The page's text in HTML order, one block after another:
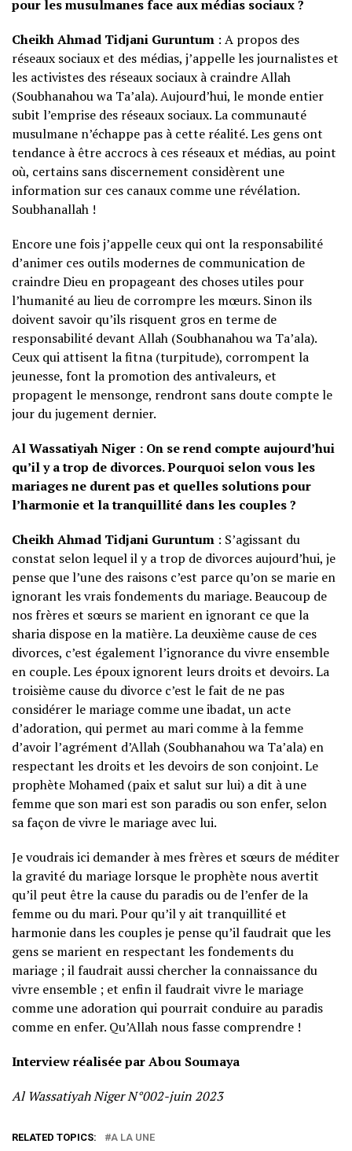
pour les musulmanes face aux médias sociaux ?
Cheikh Ahmad Tidjani Guruntum : A propos des
réseaux sociaux et des médias, j’appelle les journalistes et
les activistes des réseaux sociaux à craindre Allah
(Soubhanahou wa Ta’ala). Aujourd’hui, le monde entier
subit l’emprise des réseaux sociaux. La communauté
musulmane n’échappe pas à cette réalité. Les gens ont
tendance à être accrocs à ces réseaux et médias, au point
où, certains sans discernement considèrent une
information sur ces canaux comme une révélation.
Soubhanallah !
Encore une fois j’appelle ceux qui ont la responsabilité
d’animer ces outils modernes de communication de
craindre Dieu en propageant des choses utiles pour
l’humanité au lieu de corrompre les mœurs. Sinon ils
doivent savoir qu’ils risquent gros en terme de
responsabilité devant Allah (Soubhanahou wa Ta’ala).
Ceux qui attisent la fitna (turpitude), corrompent la
jeunesse, font la promotion des antivaleurs, et
propagent le mensonge, rendront sans doute compte le
jour du jugement dernier.
Al Wassatiyah Niger : On se rend compte aujourd’hui
qu’il y a trop de divorces. Pourquoi selon vous les
mariages ne durent pas et quelles solutions pour
l’harmonie et la tranquillité dans les couples ?
Cheikh Ahmad Tidjani Guruntum : S’agissant du
constat selon lequel il y a trop de divorces aujourd’hui, je
pense que l’une des raisons c’est parce qu’on se marie en
ignorant les vrais fondements du mariage. Beaucoup de
nos frères et sœurs se marient en ignorant ce que la
sharia dispose en la matière. La deuxième cause de ces
divorces, c’est également l’ignorance du vivre ensemble
en couple. Les époux ignorent leurs droits et devoirs. La
troisième cause du divorce c’est le fait de ne pas
considérer le mariage comme une ibadat, un acte
d’adoration, qui permet au mari comme à la femme
d’avoir l’agrément d’Allah (Soubhanahou wa Ta’ala) en
respectant les droits et les devoirs de son conjoint. Le
prophète Mohamed (paix et salut sur lui) a dit à une
femme que son mari est son paradis ou son enfer, selon
sa façon de vivre le mariage avec lui.
Je voudrais ici demander à mes frères et sœurs de méditer
la gravité du mariage lorsque le prophète nous avertit
qu’il peut être la cause du paradis ou de l’enfer de la
femme ou du mari. Pour qu’il y ait tranquillité et
harmonie dans les couples je pense qu’il faudrait que les
gens se marient en respectant les fondements du
mariage ; il faudrait aussi chercher la connaissance du
vivre ensemble ; et enfin il faudrait vivre le mariage
comme une adoration qui pourrait conduire au paradis
comme en enfer. Qu’Allah nous fasse comprendre !
Interview réalisée par Abou Soumaya
Al Wassatiyah Niger N°002-juin 2023
RELATED TOPICS: A LA UNE